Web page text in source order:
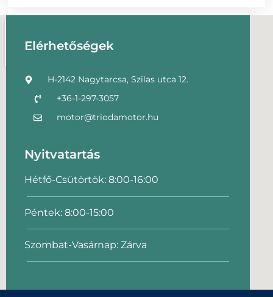
Elérhetőségek
H-2142 Nagytarcsa, Szilas utca 12.
+36-1-297-3057
motor@triodamotor.hu
Nyitvatartás
Hétfő-Csütörtök: 8:00-16:00
Péntek: 8:00-15:00
Szombat-Vasárnap: Zárva